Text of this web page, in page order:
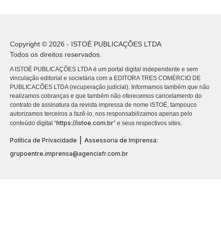
Copyright © 2026 - ISTOÉ PUBLICAÇÕES LTDA
Todos os direitos reservados.
A ISTOÉ PUBLICAÇÕES LTDA é um portal digital independente e sem
vinculação editorial e societária com a EDITORA TRES COMÉRCIO DE
PUBLICACÕES LTDA (recuperação judicial). Informamos também que não
realizamos cobranças e que também não oferecemos cancelamento do
contrato de assinatura da revista impressa de nome ISTOÉ, tampouco
autorizamos terceiros a fazê-lo, nos responsabilizamos apenas pelo
conteúdo digital “https://istoe.com.br” e seus respectivos sites.
Política de Privacidade
Assessoria de Imprensa:
grupoentre.imprensa@agenciafr.com.br